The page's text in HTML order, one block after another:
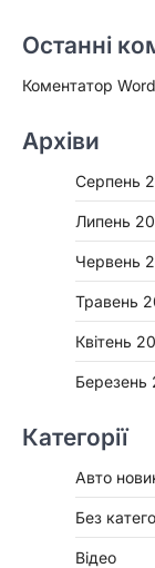
Останні
Коментатор
Архіви
Серпень
Липень
Червень
Травень
Квітень
Березень
Категорії
Авто
Без
Відео